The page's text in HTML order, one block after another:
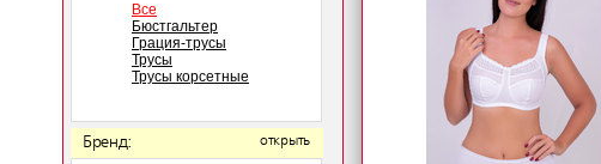
Все
Бюстгальтер
Грация-трусы
Трусы
Трусы корсетные
Бренд: открыть